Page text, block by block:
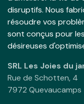
disruptifs. Nous
résoudre vos
sont conçus pour
désireuses
SRL Les Joies du
Rue de Schotten, 4
7972 Quevaucamps